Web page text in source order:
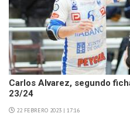
Carlos Alvarez, segundo
23/24
22 FEBRERO 2023 | 17:16